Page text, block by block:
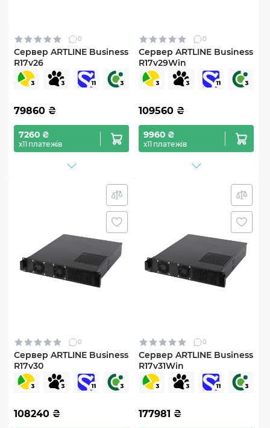
0
Сервер ARTLINE Business
R17v26
79860 ₴
7260 ₴
х11 платежів
0
Сервер ARTLINE Business
R17v29Win
109560 ₴
9960 ₴
х11 платежів
0
Сервер ARTLINE Business
R17v30
108240 ₴
0
Сервер ARTLINE Business
R17v31Win
177981 ₴